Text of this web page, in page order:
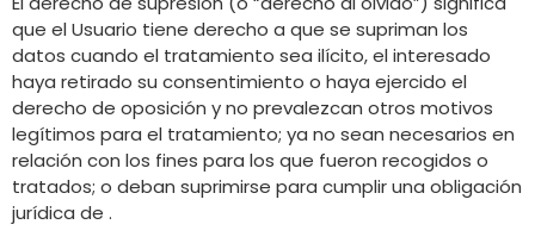
que el Usuario tiene derecho a que se supriman los
datos cuando el tratamiento sea ilícito, el interesado
haya retirado su consentimiento o haya ejercido el
derecho de oposición y no prevalezcan otros motivos
legítimos para el tratamiento; ya no sean necesarios en
relación con los fines para los que fueron recogidos o
tratados; o deban suprimirse para cumplir una obligación
jurídica de .